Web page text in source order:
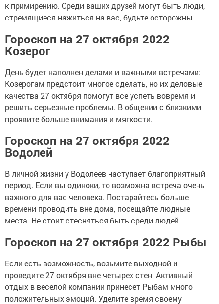
к примирению. Среди ваших друзей могут быть люди,
стремящиеся нажиться на вас, будьте осторожны.
Гороскоп на 27 октября 2022
Козерог
День будет наполнен делами и важными встречами:
Козерогам предстоит многое сделать, но их деловые
качества 27 октября помогут все успеть вовремя и
решить серьезные проблемы. В общении с близкими
проявите больше внимания и мягкости.
Гороскоп на 27 октября 2022
Водолей
В личной жизни у Водолеев наступает благоприятный
период. Если вы одиноки, то возможна встреча очень
важного для вас человека. Постарайтесь больше
времени проводить вне дома, посещайте людные
места. Не стоит стесняться быть среди людей.
Гороскоп на 27 октября 2022 Рыбы
Если есть возможность, возьмите выходной и
проведите 27 октября вне четырех стен. Активный
отдых в веселой компании принесет Рыбам много
положительных эмоций. Уделите время своему